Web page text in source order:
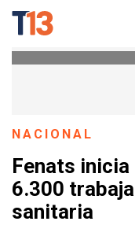
NACIONAL
Fenats
6.300
sanitaria